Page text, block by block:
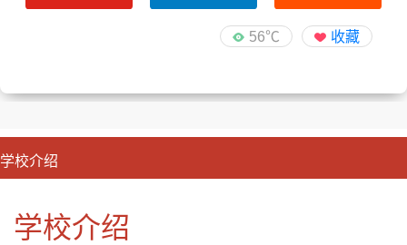
56℃ 收藏
学校介绍
学校介绍